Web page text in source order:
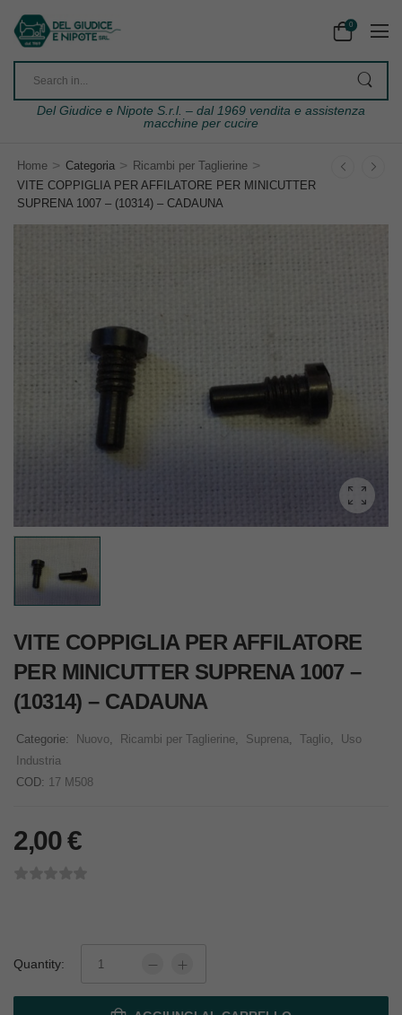
0
Del Giudice e Nipote S.r.l. – dal 1969 vendita e assistenza
macchine per cucire
Home > Categoria > Ricambi per Taglierine >
VITE COPPIGLIA PER AFFILATORE PER MINICUTTER
SUPRENA 1007 – (10314) – CADAUNA
VITE COPPIGLIA PER AFFILATORE
PER MINICUTTER SUPRENA 1007 –
(10314) – CADAUNA
Categorie: Nuovo, Ricambi per Taglierine, Suprena, Taglio,
Uso
Industria
COD: 17 M508
2,00€
Quantity: